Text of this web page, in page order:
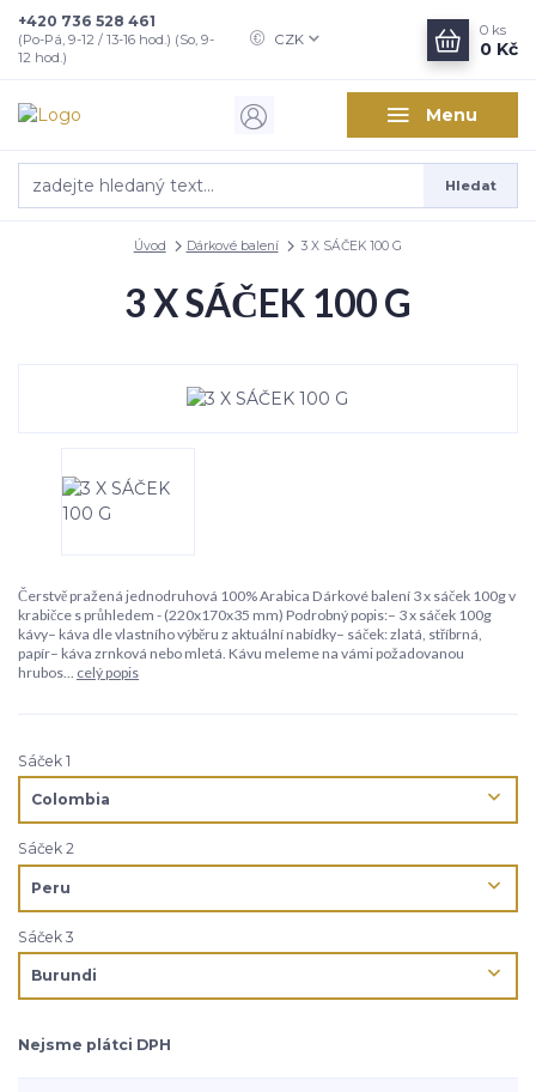
Menu
CZK
Hledat
+420 736 528 461
(Po-Pá, 9-12 / 13-16 hod.) (So, 9-
12 hod.)
0 ks
0 Kč
Úvod Dárkové balení 3 X SÁČEK 100 G
3 X SÁČEK 100 G
Čerstvě pražená jednodruhová 100% Arabica Dárkové balení 3 x sáček 100g v
krabičce s průhledem - (220x170x35 mm) Podrobný popis:– 3 x sáček 100g
kávy– káva dle vlastního výběru z aktuální nabídky– sáček: zlatá, stříbrná,
papír– káva zrnková nebo mletá. Kávu meleme na vámi požadovanou
hrubos... celý popis
Sáček 1
Sáček 2
Sáček 3
Nejsme plátci DPH